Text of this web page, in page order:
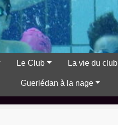
Le Club La vie du club
Guerlédan à la nage